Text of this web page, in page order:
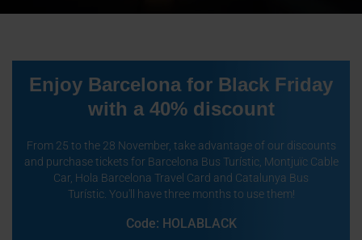
Enjoy Barcelona for Black Friday
with a 40% discount
From 25 to the 28 November, take advantage of our discounts
and purchase tickets for Barcelona Bus Turístic, Montjuïc Cable
Car, Hola Barcelona Travel Card and Catalunya Bus
Turístic. You'll have three months to use them!
Code: HOLABLACK